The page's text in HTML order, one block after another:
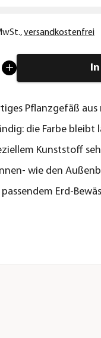
,versandkostenfrei
Pflanzgefäß
die Farbe bleibt
Kunststoff
wie den
Erd-